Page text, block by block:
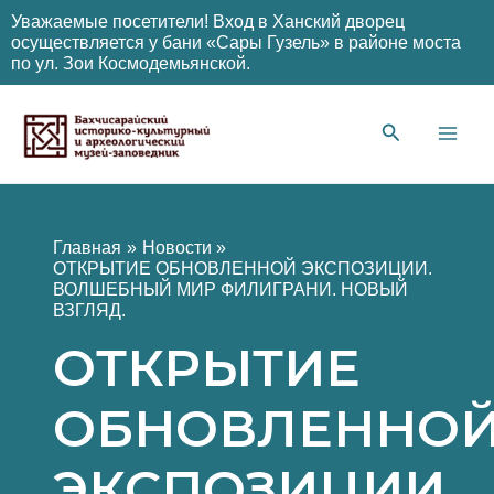
Уважаемые посетители! Вход в Ханский дворец
осуществляется у бани «Сары Гузель» в районе моста
по ул. Зои Космодемьянской.
содержимому
Главная
Новости
ОТКРЫТИЕ ОБНОВЛЕННОЙ ЭКСПОЗИЦИИ.
ВОЛШЕБНЫЙ МИР ФИЛИГРАНИ. НОВЫЙ
ВЗГЛЯД.
ОТКРЫТИЕ